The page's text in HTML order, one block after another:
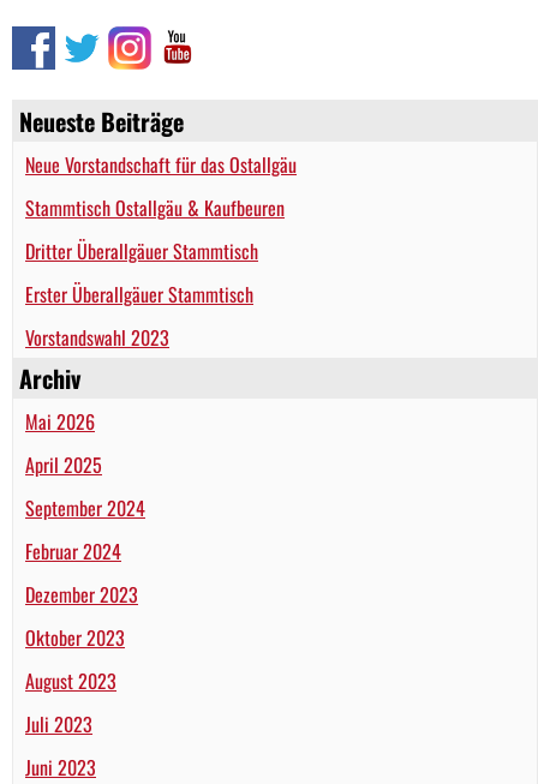
Neueste Beiträge
Neue Vorstandschaft für das Ostallgäu
Stammtisch Ostallgäu & Kaufbeuren
Dritter Überallgäuer Stammtisch
Erster Überallgäuer Stammtisch
Vorstandswahl 2023
Archiv
Mai 2026
April 2025
September 2024
Februar 2024
Dezember 2023
Oktober 2023
August 2023
Juli 2023
Juni 2023